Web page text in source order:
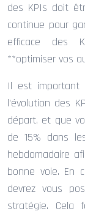
des KPIs doit
continue pour
efficace des
**optimiser vos
Il est important
l’évolution des
départ, et que
de 15% dans
hebdomadaire
bonne voie. En
devrez vous
stratégie. Cela